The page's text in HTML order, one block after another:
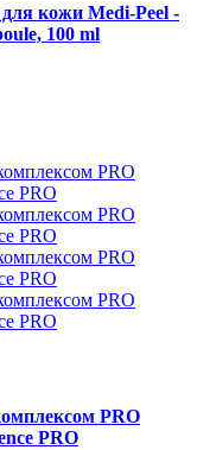
кожи Medi-Peel -
100 ml
PRO
PRO